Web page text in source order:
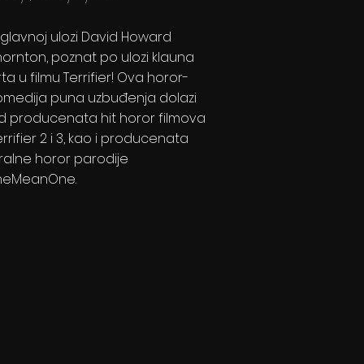
glavnoj ulozi David Howard
poznat po ulozi klauna
u filmu Terrifier! Ova horor-
puna uzbuđenja dolazi
producenata hit horor filmova
2 i 3, kao i producenata
horor parodije